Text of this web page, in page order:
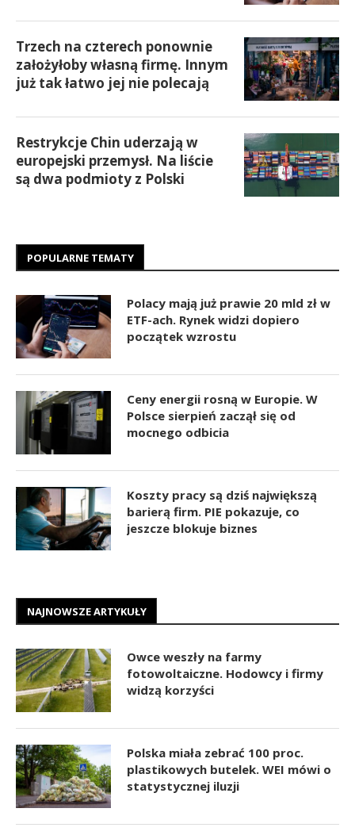
Trzech na czterech ponownie
założyłoby własną firmę. Innym
już tak łatwo jej nie polecają
Restrykcje Chin uderzają w
europejski przemysł. Na liście
są dwa podmioty z Polski
POPULARNE TEMATY
Polacy mają już prawie 20 mld zł w
ETF-ach. Rynek widzi dopiero
początek wzrostu
Ceny energii rosną w Europie. W
Polsce sierpień zaczął się od
mocnego odbicia
Koszty pracy są dziś największą
barierą firm. PIE pokazuje, co
jeszcze blokuje biznes
NAJNOWSZE ARTYKUŁY
Owce weszły na farmy
fotowoltaiczne. Hodowcy i firmy
widzą korzyści
Polska miała zebrać 100 proc.
plastikowych butelek. WEI mówi o
statystycznej iluzji